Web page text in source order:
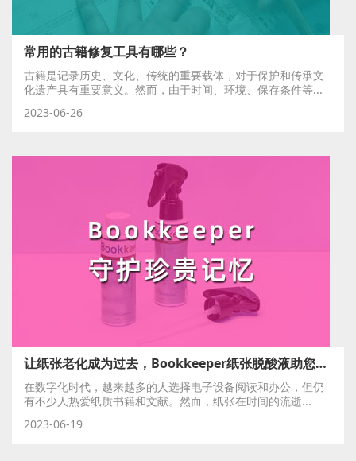
常用的古籍修复工具有哪些？
古籍是记录历史、文化、传统的重要载体，对于保护和传承文
化遗产具有重要意义。然而，由于时间、环境、保存条件等...
2023-06-26
让纸张老化成为过去，Bookkeeper纸张脱酸液助您守护珍贵记忆
在数字化时代，越来越多的人选择电子设备阅读和办公，但仍
有不少人热爱纸质书籍和文献。然而，纸张在时间的流逝...
2023-06-19